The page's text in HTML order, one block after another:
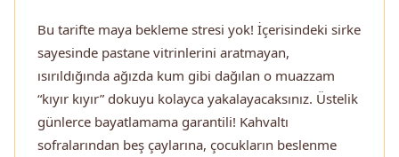
Bu tarifte maya bekleme stresi yok! İçerisindeki sirke
sayesinde pastane vitrinlerini aratmayan,
ısırıldığında ağızda kum gibi dağılan o muazzam
“kıyır kıyır” dokuyu kolayca yakalayacaksınız. Üstelik
günlerce bayatlamama garantili! Kahvaltı
sofralarından beş çaylarına, çocukların beslenme